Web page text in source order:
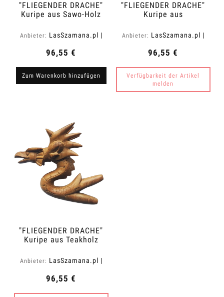
"FLIEGENDER DRACHE"
Kuripe aus Sawo-Holz
Anbieter: LasSzamana.pl |
96,55 €
Zum Warenkorb hinzufügen
"FLIEGENDER DRACHE"
Kuripe aus
(Tamarindus indica)
Anbieter: LasSzamana.pl |
96,55 €
Verfügbarkeit der Artikel
melden
"FLIEGENDER DRACHE"
Kuripe aus Teakholz
Anbieter: LasSzamana.pl |
96,55 €